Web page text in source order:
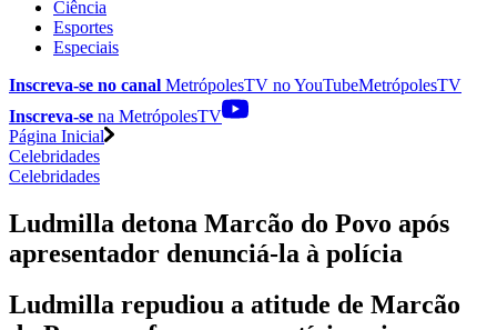
Ciência
Esportes
Especiais
Inscreva-se no canal MetrópolesTV noYouTubeMetrópolesTV
Inscreva-se na MetrópolesTV
Página Inicial
Celebridades
Celebridades
Ludmilla detona Marcão do Povo após
apresentador denunciá-la à polícia
Ludmilla repudiou a atitude de Marcão